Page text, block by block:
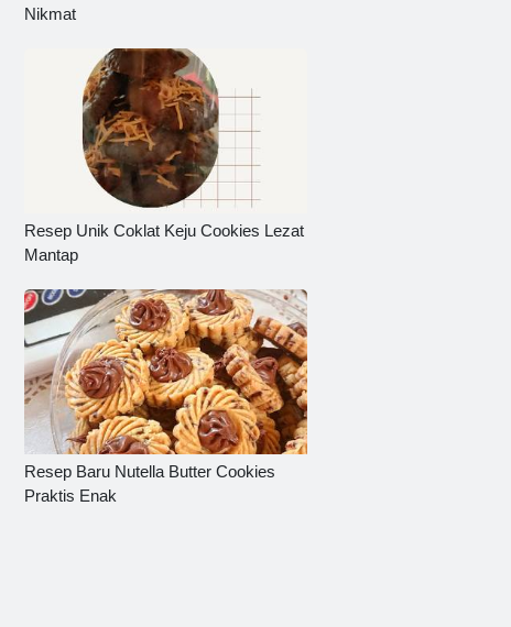
Nikmat
Resep Unik Coklat Keju Cookies Lezat
Mantap
Resep Baru Nutella Butter Cookies
Praktis Enak